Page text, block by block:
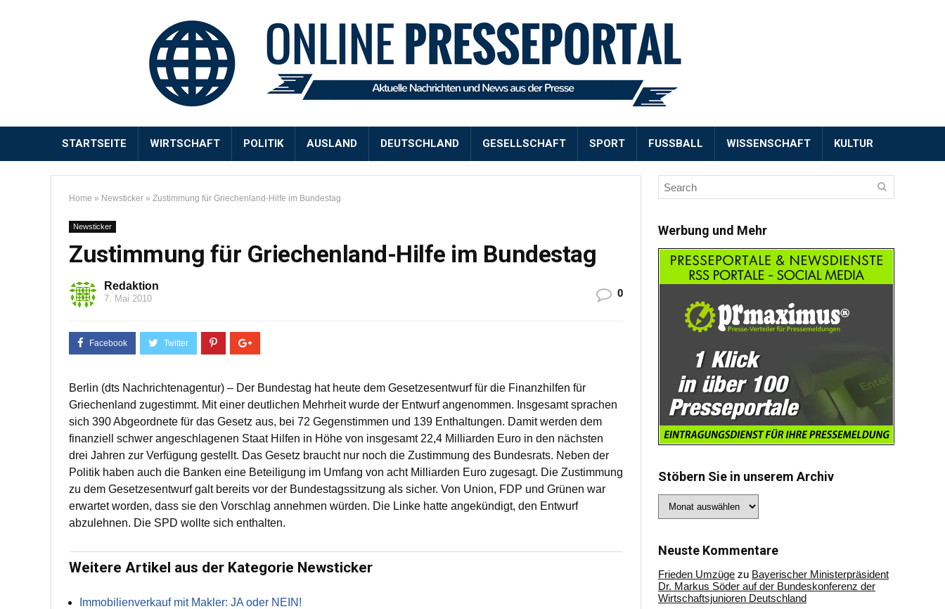
STARTSEITE WIRTSCHAFT POLITIK AUSLAND DEUTSCHLAND GESELLSCHAFT SPORT FUSSBALL WISSENSCHAFT KULTUR
Home » Newsticker » Zustimmung für Griechenland-Hilfe im Bundestag
Newsticker
Zustimmung für Griechenland-Hilfe im Bundestag
Redaktion
7. Mai 2010 0
Berlin (dts Nachrichtenagentur) – Der Bundestag hat heute dem Gesetzesentwurf für die Finanzhilfen für
Griechenland zugestimmt. Mit einer deutlichen Mehrheit wurde der Entwurf angenommen. Insgesamt sprachen
sich 390 Abgeordnete für das Gesetz aus, bei 72 Gegenstimmen und 139 Enthaltungen. Damit werden dem
finanziell schwer angeschlagenen Staat Hilfen in Höhe von insgesamt 22,4 Milliarden Euro in den nächsten
drei Jahren zur Verfügung gestellt. Das Gesetz braucht nur noch die Zustimmung des Bundesrats. Neben der
Politik haben auch die Banken eine Beteiligung im Umfang von acht Milliarden Euro zugesagt. Die Zustimmung
zu dem Gesetzesentwurf galt bereits vor der Bundestagssitzung als sicher. Von Union, FDP und Grünen war
erwartet worden, dass sie den Vorschlag annehmen würden. Die Linke hatte angekündigt, den Entwurf
abzulehnen. Die SPD wollte sich enthalten.
Weitere Artikel aus der Kategorie Newsticker
Immobilienverkauf mit Makler: JA oder NEIN!
Werbung und Mehr
Stöbern Sie in unserem Archiv
Sie
Archiv
Neuste Kommentare
Frieden Umzüge zu Bayerischer Ministerpräsident
Dr. Markus Söder auf der Bundeskonferenz der
Wirtschaftsjunioren Deutschland